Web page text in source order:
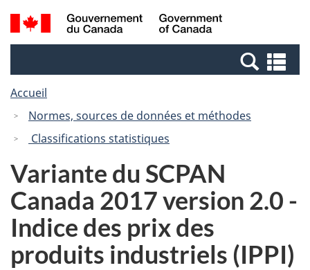
Passer
au
Passer
à
Canada
Recherche
et
et
Accueil
Normes, sources de données et méthodes
Classifications statistiques
Variante du SCPAN
Canada 2017 version 2.0 -
Indice des prix des
produits industriels (IPPI)